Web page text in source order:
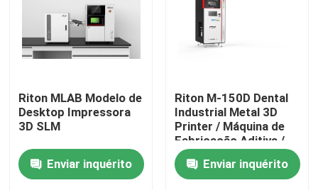
Casa
Produtos
Riton MLAB Modelo de
Desktop Impressora
3D SLM
Enviar inquérito
Riton M-150D Dental
Industrial Metal 3D
Printer / Máquina de
Fabricação Aditiva /
Máquina médica de
fundição a laser SLM /
Máquina de
Enviar inquérito